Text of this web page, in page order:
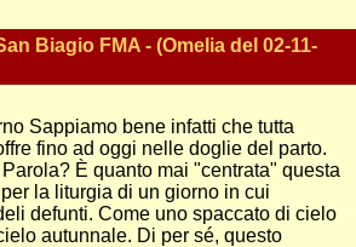
Biagio FMA - (Omelia del 02-11-
Sappiamo bene infatti che tutta
fino ad oggi nelle doglie del parto.
È quanto mai "centrata" questa
la liturgia di un giorno in cui
defunti. Come uno spaccato di cielo
autunnale. Di per sé, questo